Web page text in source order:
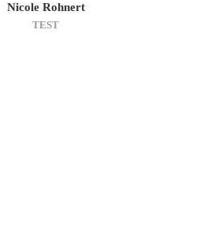
Nicole Rohnert
TEST